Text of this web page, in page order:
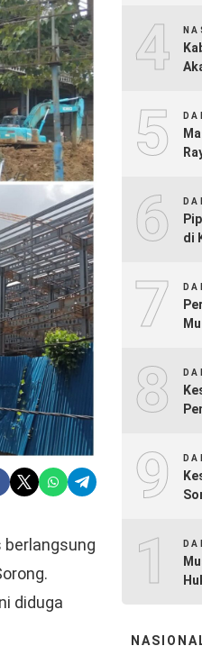
berlangsung
diduga
4
5
6
di
7
8
9